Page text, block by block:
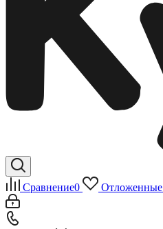
Сравнение0 Отложенные